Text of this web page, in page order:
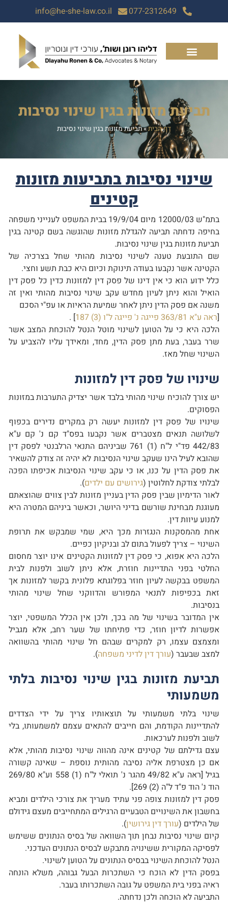
077-2312649
info@he-she-law.co.il
תביעת מזונות בגין שינוי נסיבות
דף הבית»תביעת מזונות בגין שינוי נסיבות
שינוי נסיבות בתביעות מזונות
קטינים
בתמ"ש 12000/03 מיום 19/9/04 בבית המשפט לענייני משפחה
בחיפה נדחתה תביעה להגדלת מזונות שהוגשה בשם קטינה בגין
תביעת מזונות בגין שינוי נסיבות.
שם התובעת טענה לשינוי נסיבות מהותי שחל בצרכיה של
הקטינה אשר נקבעו בעודה תינוקת וכיום היא כבת תשע וחצי.
כלל ידוע הוא כי אין דינו של פסק דין למזונות כדין כל פסק דין
הואיל והוא ניתן לעיון מחדש עקב שינוי נסיבות מהותי ואין זה
משנה אם פסק הדין ניתן לאחר שמיעת הראיות או עפ"י הסכם
[ראה ע"א 363/81 פייגה נ' פייגה ל"ו (3) 187
] .
הלכה היא כי על הטוען לשינוי מוטל הנטל להוכחת המצב אשר
שרר בעבר, בעת מתן פסק הדין, מחד, ומאידך עליו להצביע על
השינוי שחל מאז.
שינויו של פסק דין למזונות
יש צורך להוכיח שינוי מהותי בלבד אשר יצדיק התערבות במזונות
הפסוקים.
שינויו של פסק דין למזונות יעשה רק במקרים נדירים בכפוף
לשלושה תנאים מצטברים אשר נקבעו בפס"ד קם נ' קם ע"א
442/83 פד"י ל"ח (1) 761 שביניהם התנאי הרלבנטי לפסק דין
שהובא לעיל הינו שעקב שינוי הנסיבות לא יהיה זה צודק להשאיר
את פסק הדין על כנו, או כי עקב שינוי הנסיבות אכיפתו הפכה
לבלתי צודקת לחלוטין (גירושים עם ילדים).
לאור הדימיון שבין פסק הדין בעניין מזונות לבין צווים שהוצאתם
מעוגנת מבחינת שורשם בדיני היושר, וכאשר ביניהם המטרה היא
למנוע עיוות דין.
אחת מהמסקנות הנגזרות מכך היא, שמי שמבקש את תרופת
השינוי – צריך לפעול בתום לב ובניקיון כפיים.
הלכה היא אפוא, כי פסק דין למזונות הקטינים אינו יוצר מחסום
החלטי בפני התדיינות חוזרת, אלא ניתן לשוב ולפנות לבית
המשפט בבקשה לעיון חוזר בפלוגתא פלונית בקשר למזונות אך
זאת בכפיפות לתנאי המפורש והדווקני שחל שינוי מהותי
בנסיבות.
אין המדובר בשינוי של מה בכך, ולכן אין הכלל המשפטי, יוצר
אפשרות לדיון חוזר, כדי פתיחתו של שער רחב, אלא מגביל
ומצמצם עצמו, רק למקרים שבהם חל שינוי מהותי בהשוואה
למצב שבעבר (עורך דין לדיני משפחה).
תביעת מזונות בגין שינוי נסיבות בלתי
משמעותי
שינוי בלתי משמעותי על תוצאותיו צריך על ידי הצדדים
להתדיינות הקודמת, והם חייבים להתאים עצמם למשמעותו, בלי
לשוב ולפנות לערכאות.
עצם גדילתם של קטינים אינה מהווה שינוי נסיבות מהותי, אלא
אם כן מצטרפת אליה נסיבה מהותית נוספת – שאינה קשורה
בגיל [ראה ע"א 49/82 מהגר נ' תואלי ל"ח (1) 558 וע"א 269/80
הוד נ' הוד פ"ד ל"ה (2) 269].
פסק דין למזונות צופה פני עתיד מעריך את צורכי הילדים ומביא
בחשבון את השינויים הטבעיים הרגילים המתחייבים מעצם גידולם
של הילדים (עורך דין גירושין).
קיום שינוי נסיבות נבחן תוך השוואה של בסיס הנתונים ששימש
לפסיקה המקורית ששינויה מתבקש לבסיס הנתונים העדכני.
הנטל להוכחת השינוי בבסיס הנתונים על הטוען לשינוי.
בפסק הדין לא הוכח כי השתכרות הבעל גבוהה, משלא הונחה
ראיה בפני בית המשפט על גובה השתכרותו בעבר.
התביעה לא הוכחה ולכן נדחתה.